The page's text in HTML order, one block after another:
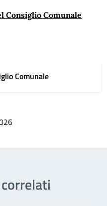
Consiglio Comunale
Comunale